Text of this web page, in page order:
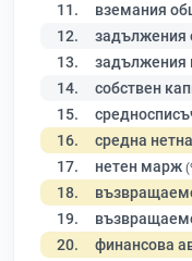
11. вземания
12. задължения
13. задължения
14. собствен
15.
16. средна
17. нетен марж
18.
19.
20. финансова